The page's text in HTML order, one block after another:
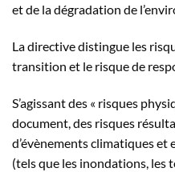
et de la dégradation de
La directive distingue les
transition et le risque de
S’agissant des « risques
document, des risques
d’évènements climatiques
(tels que les inondations, les